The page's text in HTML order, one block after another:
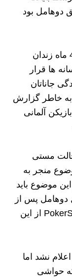
دوهامل بود
او به جرم سازمان‌ دهی این حمله به 42 ماه زندان
ها قرار
جاناتان
گردد که به خاطر گزارش‌
آلمانی
مستی
منجر به
موضوع باید
سال دوهامل پس از
چهار سال همکاری با تیم حرفه‌ ای PokerStars از این
نشد اما
حواشی